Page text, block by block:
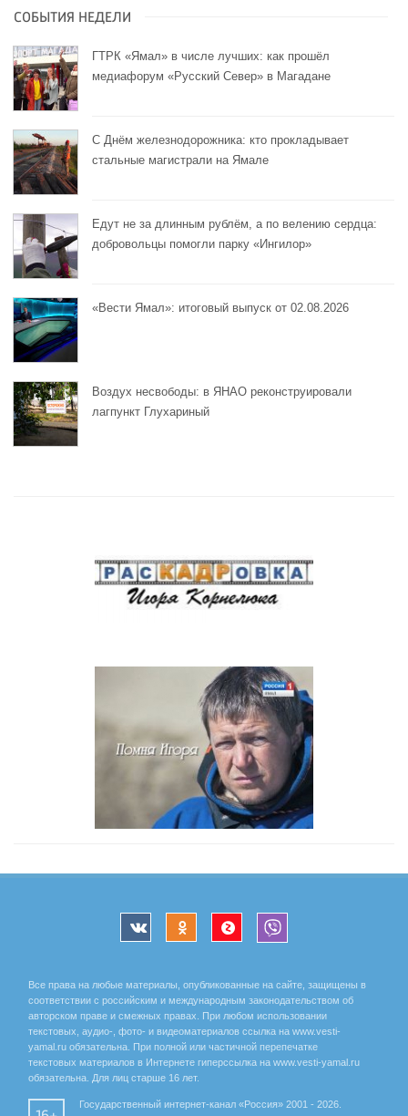
СОБЫТИЯ НЕДЕЛИ
ГТРК «Ямал» в числе лучших: как прошёл
медиафорум «Русский Север» в Магадане
С Днём железнодорожника: кто прокладывает
стальные магистрали на Ямале
Едут не за длинным рублём, а по велению сердца:
добровольцы помогли парку «Ингилор»
«Вести Ямал»: итоговый выпуск от 02.08.2026
Воздух несвободы: в ЯНАО реконструировали
лагпункт Глухариный
Все права на любые материалы, опубликованные на сайте, защищены в
соответствии с российским и международным законодательством об
авторском праве и смежных правах. При любом использовании
текстовых, аудио-, фото- и видеоматериалов ссылка на www.vesti-
yamal.ru обязательна. При полной или частичной перепечатке
текстовых материалов в Интернете гиперссылка на www.vesti-yamal.ru
обязательна. Для лиц старше 16 лет.
Государственный интернет-канал «Россия» 2001 - 2026.